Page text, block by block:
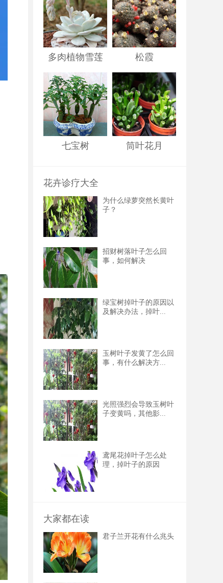
多肉植物雪莲 松霞
七宝树 筒叶花月
花卉诊疗大全
为什么绿萝突然长黄叶
子？
招财树落叶子怎么回
事，如何解决
绿宝树掉叶子的原因以
及解决办法，掉叶...
玉树叶子发黄了怎么回
事，有什么解决方...
光照强烈会导致玉树叶
子变黄吗，其他影...
鸢尾花掉叶子怎么处
理，掉叶子的原因
大家都在读
君子兰开花有什么兆头